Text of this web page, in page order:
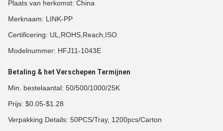
Plaats van herkomst: China
Merknaam: LINK-PP
Certificering: UL,ROHS,Reach,ISO
Modelnummer: HFJ11-1043E
Betaling & het Verschepen Termijnen
Min. bestelaantal: 50/500/1000/25K
Prijs: $0.05-$1.28
Verpakking Details: 50PCS/Tray, 1200pcs/Carton